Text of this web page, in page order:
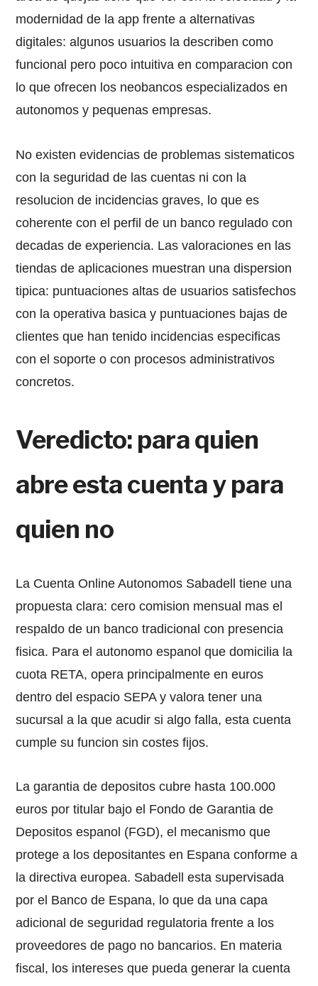
modernidad de la app frente a alternativas
digitales: algunos usuarios la describen como
funcional pero poco intuitiva en comparacion con
lo que ofrecen los neobancos especializados en
autonomos y pequenas empresas.
No existen evidencias de problemas sistematicos
con la seguridad de las cuentas ni con la
resolucion de incidencias graves, lo que es
coherente con el perfil de un banco regulado con
decadas de experiencia. Las valoraciones en las
tiendas de aplicaciones muestran una dispersion
tipica: puntuaciones altas de usuarios satisfechos
con la operativa basica y puntuaciones bajas de
clientes que han tenido incidencias especificas
con el soporte o con procesos administrativos
concretos.
Veredicto: para quien
abre esta cuenta y para
quien no
La Cuenta Online Autonomos Sabadell tiene una
propuesta clara: cero comision mensual mas el
respaldo de un banco tradicional con presencia
fisica. Para el autonomo espanol que domicilia la
cuota RETA, opera principalmente en euros
dentro del espacio SEPA y valora tener una
sucursal a la que acudir si algo falla, esta cuenta
cumple su funcion sin costes fijos.
La garantia de depositos cubre hasta 100.000
euros por titular bajo el Fondo de Garantia de
Depositos espanol (FGD), el mecanismo que
protege a los depositantes en Espana conforme a
la directiva europea. Sabadell esta supervisada
por el Banco de Espana, lo que da una capa
adicional de seguridad regulatoria frente a los
proveedores de pago no bancarios. En materia
fiscal, los intereses que pueda generar la cuenta